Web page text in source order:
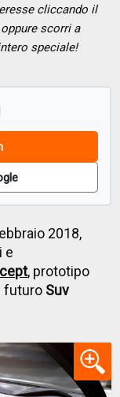
cliccando il
scorri a
speciale!
2018,
e
, prototipo
futuro Suv